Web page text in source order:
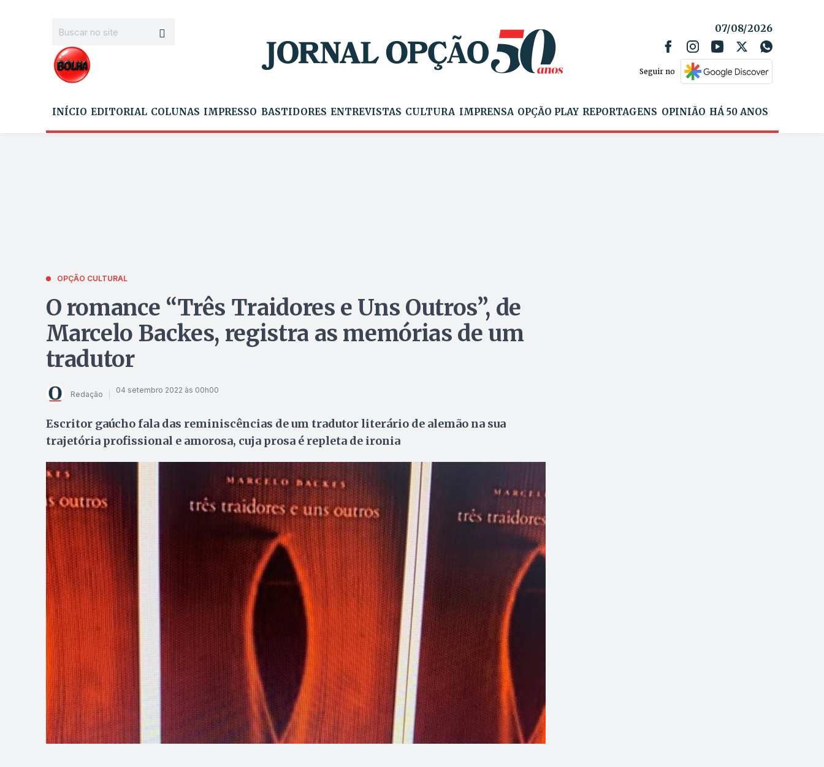
07/08/2026
Seguir no
INÍCIO EDITORIAL COLUNAS IMPRESSO BASTIDORES ENTREVISTAS CULTURA IMPRENSA OPÇÃO PLAY REPORTAGENS OPINIÃO HÁ 50 ANOS
OPÇÃO CULTURAL
O romance “Três Traidores e Uns Outros”, de
Marcelo Backes, registra as memórias de um
tradutor
Redação 04 setembro 2022 às 00h00
Escritor gaúcho fala das reminiscências de um tradutor literário de alemão na sua
trajetória profissional e amorosa, cuja prosa é repleta de ironia